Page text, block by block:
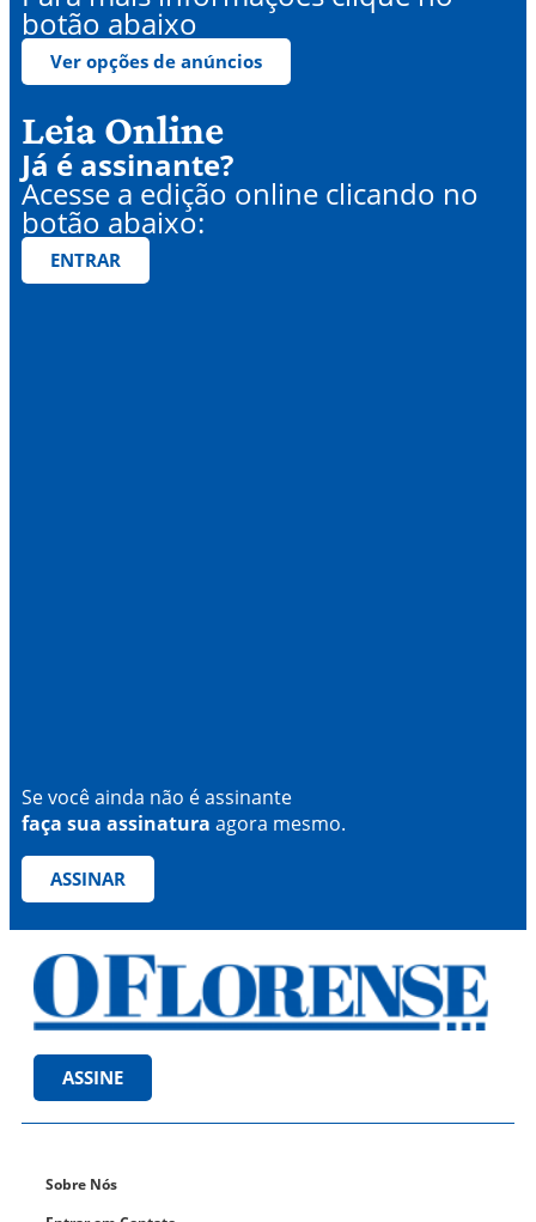
botão abaixo
Ver opções de anúncios
Leia Online
Já é assinante?
Acesse a edição online clicando no
botão abaixo:
ENTRAR
Se você ainda não é assinante
faça sua assinatura agora mesmo.
ASSINAR
ASSINE
Sobre Nós